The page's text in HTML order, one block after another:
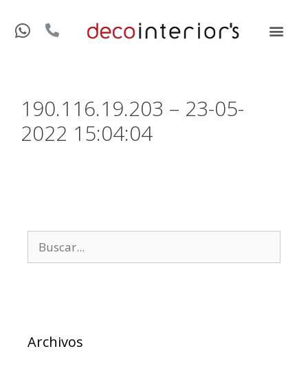
190.116.19.203 – 23-05-
2022 15:04:04
Archivos